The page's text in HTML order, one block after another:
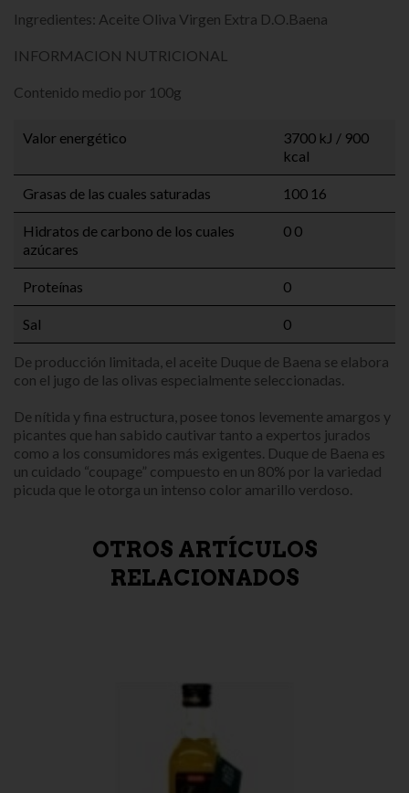
Ingredientes: Aceite Oliva Virgen Extra D.O.Baena
INFORMACION NUTRICIONAL
Contenido medio por 100g
Valor energético
3700 kJ / 900
kcal
Grasas de las cuales saturadas 100 16
Hidratos de carbono de los cuales
azúcares
0 0
Proteínas 0
Sal 0
De producción limitada, el aceite Duque de Baena se elabora
con el jugo de las olivas especialmente seleccionadas.
De nítida y fina estructura, posee tonos levemente amargos y
picantes que han sabido cautivar tanto a expertos jurados
como a los consumidores más exigentes. Duque de Baena es
un cuidado “coupage” compuesto en un 80% por la variedad
picuda que le otorga un intenso color amarillo verdoso.
OTROS ARTÍCULOS
RELACIONADOS